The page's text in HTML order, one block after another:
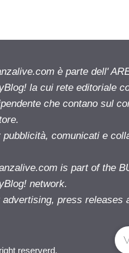
è parte dell'
la cui rete editoriale
che contano sul
pubblicità, comunicati e
is part of the
network.
advertising, press releases
reserverd.